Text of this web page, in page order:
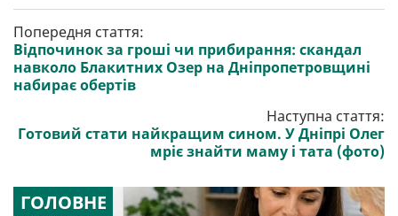
Попередня стаття:
Відпочинок за гроші чи прибирання: скандал
навколо Блакитних Озер на Дніпропетровщині
набирає обертів
Наступна стаття:
Готовий стати найкращим сином. У Дніпрі Олег
мріє знайти маму і тата (фото)
ГОЛОВНЕ